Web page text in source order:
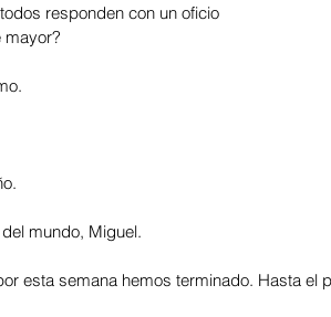
responden con un oficio
mayor?
mundo, Miguel.
esta semana hemos terminado. Hasta el